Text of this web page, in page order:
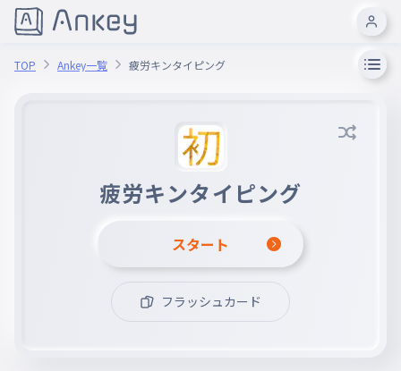
TOP Ankey一覧 疲労キンタイピング
疲労キンタイピング
スタート
フラッシュカード